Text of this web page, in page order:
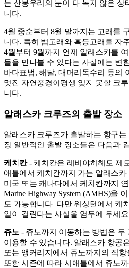
는 산봉우리의 눈이 다 녹지 않은 상
니다.
4월 중순부터 8월 말까지는 고래를
니다. 특히 범고래와 혹등고래를 자
4월부터 9월까지 언제 알래스카를
들을 만나볼 수 있다는 사실에는 변
바다표범, 해달, 대머리독수리 등의
멋진 자연풍경이평생 잊지 못할 크
니다.
알래스카 크루즈의 출발 장소
알래스카 크루즈가 출발하는 항구
장 일반적인 출발 장소들은 다음과
케치칸- 케치칸은 레비야히헤도 제
애틀에서 케치칸까지 가는 알래스
미국 또는 캐나다에서 케치칸까지
Marine Highway System (AMHS)을
도 가능합니다. 다만 워싱턴에서 케
일이 걸린다는 사실을 염두에 두세
쥬노 - 쥬노까지 이동하는 방법은 두
이용할 수 있습니다. 알래스카 항공
또는 앵커리지에서 쥬노까지의 직
또한 시즌에 따라 시애틀에서 쥬노